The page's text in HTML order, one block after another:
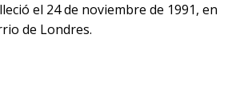
el 24 de noviembre de 1991, en
de Londres.